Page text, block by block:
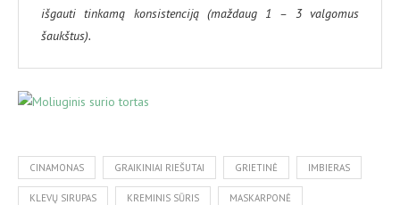
išgauti tinkamą konsistenciją (maždaug 1 – 3 valgomus
šaukštus).
CINAMONAS GRAIKINIAI RIEŠUTAI GRIETINĖ IMBIERAS
KLEVŲ SIRUPAS KREMINIS SŪRIS MASKARPONĖ